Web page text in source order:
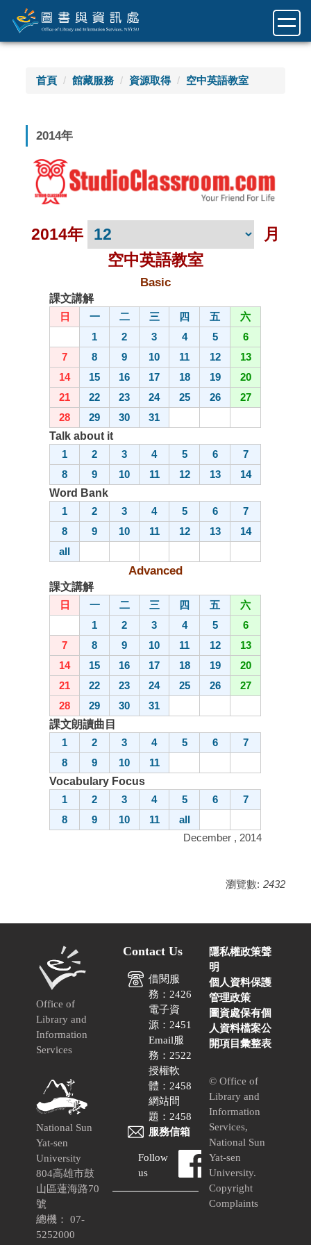
到
主
首頁 館藏服務 資源取得 空中英語教室
2014年
2014年
月
空中英語教室
Basic
課文講解
日
一 二 三 四 五
六
1
2 3 4 5
6
7
8 9 10 11 12
13
14
15 16 17 18 19
20
21
22 23 24 25 26
27
28
29 30
31
Talk about it
1
2 3 4 5 6
7
8
9 10 11 12 13
14
Word Bank
1
2 3 4 5 6
7
8
9 10 11 12 13
14
all
Advanced
課文講解
日
一 二 三 四 五
六
1
2 3 4 5
6
7
8 9 10 11 12
13
14
15 16 17 18 19
20
21
22 23 24 25 26
27
28
29 30
31
課文朗讀曲目
1
2 3 4 5 6
7
8
9 10
11
Vocabulary Focus
1
2 3 4 5 6
7
8
9 10 11
all
December , 2014
瀏覽數: 2432
Office of
Library and
Information
Services
National Sun
Yat-sen
University
804高雄市鼓
山區蓮海路70
號
總機： 07-
5252000
Contact Us
借閱服
務：2426
電子資
源：2451
Email服
務：2522
授權軟
體：2458
網站問
題：2458
服務信箱
Follow
us
隱私權政策聲
明
個人資料保護
管理政策
圖資處保有個
人資料檔案公
開項目彙整表
© Office of
Library and
Information
Services,
National Sun
Yat-sen
University.
Copyright
Complaints